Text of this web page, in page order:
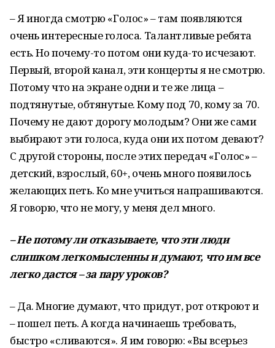
– Я иногда смотрю «Голос» – там появляются
очень интересные голоса. Талантливые ребята
есть. Но почему-то потом они куда-то исчезают.
Первый, второй канал, эти концерты я не смотрю.
Потому что на экране одни и те же лица –
подтянутые, обтянутые. Кому под 70, кому за 70.
Почему не дают дорогу молодым? Они же сами
выбирают эти голоса, куда они их потом девают?
С другой стороны, после этих передач «Голос» –
детский, взрослый, 60+, очень много появилось
желающих петь. Ко мне учиться напрашиваются.
Я говорю, что не могу, у меня дел много.
–Непотомули отказываете, что этилюди
слишкомлегкомысленныидумают, чтоимвсе
легкодастся–запару уроков?
– Да. Многие думают, что придут, рот откроют и
– пошел петь. А когда начинаешь требовать,
быстро «сливаются». Я им говорю: «Вы всерьез